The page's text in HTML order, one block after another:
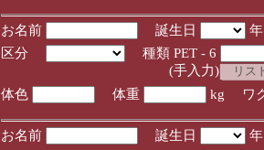
お名前 誕生日
区分
種類 PET - 6
(手入力)
体色
体重 kg ワ
お名前 誕生日